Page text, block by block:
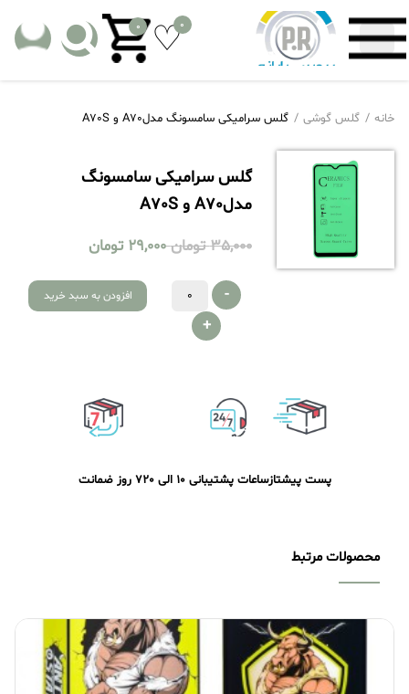
0
0
خانه گلس گوشی گلس سرامیکی سامسونگ مدلA70 و A70S
گلس سرامیکی سامسونگ
مدلA70 و A70S
35,000 تومان 29,000 تومان
-
+
افزودن به سبد خرید
پست پیشتازساعات پشتیبانی 10 الی 20 7 روز ضمانت
محصولات مرتبط